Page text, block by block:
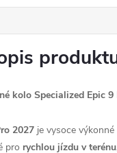
kolo Specialized Epic 9
2027 je vysoce
pro rychlou jízdu v